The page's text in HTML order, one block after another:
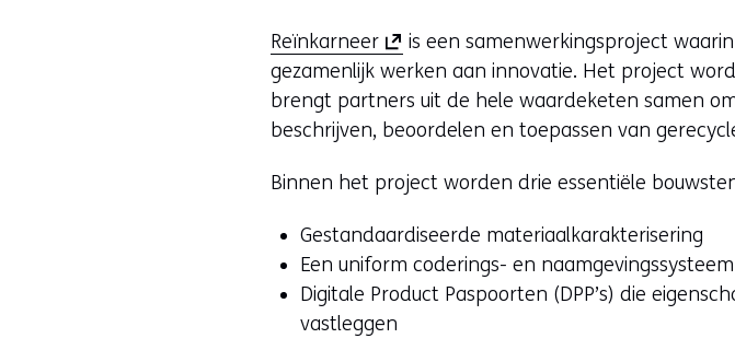
Reïnkarneer(
o
p
e
t
n
n
e
is een samenwerkingsproject
gezamenlijk werken aan innovatie. Het project
brengt partners uit de hele waardeketen samen
beschrijven, beoordelen en toepassen van
Binnen het project worden drie essentiële
Gestandaardiseerde materiaalkarakterisering
Een uniform coderings- en naamgevingssysteem
Digitale Product Paspoorten (DPP’s) die
vastleggen